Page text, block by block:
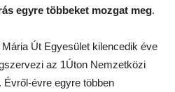
egyre többeket mozgat meg.
Út Egyesület kilencedik éve
az 1Úton Nemzetközi
Évről-évre egyre többen